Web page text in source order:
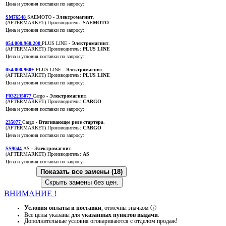
Цена и условия поставки по запросу:
SM76548 SAEMOTO - Электромагнит.
(AFTERMARKET) Производитель: SAEMOTO
Цена и условия поставки по запросу:
054.000.960.200 PLUS LINE - Электромагнит.
(AFTERMARKET) Производитель: PLUS LINE
Цена и условия поставки по запросу:
054.000.960+ PLUS LINE - Электромагнит.
(AFTERMARKET) Производитель: PLUS LINE
Цена и условия поставки по запросу:
F032235077 Cargo - Электромагнит.
(AFTERMARKET) Производитель: CARGO
Цена и условия поставки по запросу:
235077 Cargo - Втягивающее реле стартера.
(AFTERMARKET) Производитель: CARGO
Цена и условия поставки по запросу:
SS9044 AS - Электромагнит.
(AFTERMARKET) Производитель: AS
Цена и условия поставки по запросу:
Показать все замены (18)
Скрыть замены без цен.
ВНИМАНИЕ !
Условия оплаты и поставки , отмечны значком ⓘ
Все цены указаны для указанных пунктов выдачи
Дополнительные условия оговариваются с отделом продаж!